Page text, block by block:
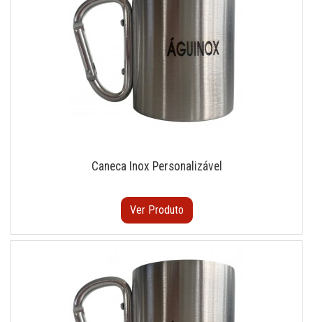
Caneca Inox Personalizável
Ver Produto